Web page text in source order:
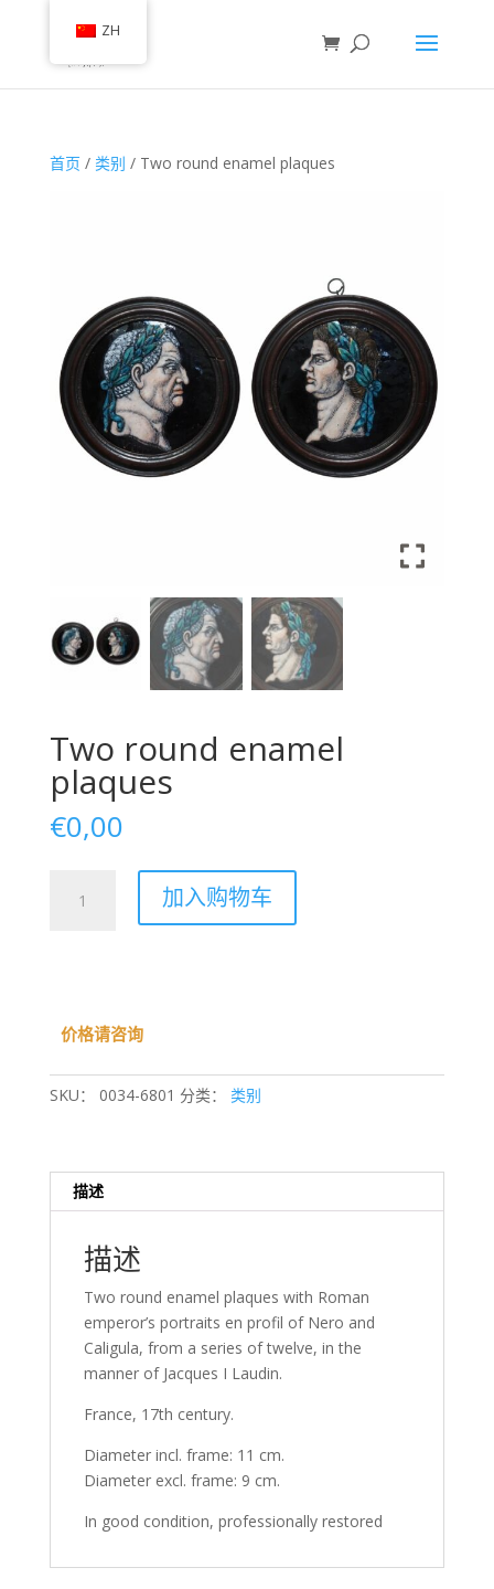
首页 / 类别 / Two round enamel plaques
Two round enamel
plaques
€0,00
round
加入购物车
价格请咨询
SKU： 0034-6801 分类： 类别
描述
描述
Two round enamel plaques with Roman
emperor’s portraits en profil of Nero and
Caligula, from a series of twelve, in the
manner of Jacques I Laudin.
France, 17th century.
Diameter incl. frame: 11 cm.
Diameter excl. frame: 9 cm.
In good condition, professionally restored
ZH